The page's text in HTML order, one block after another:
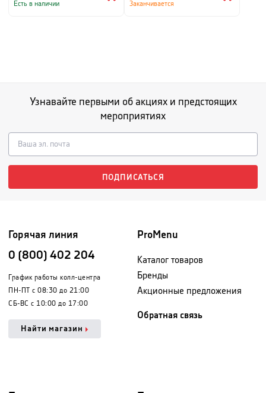
Есть в наличии Заканчивается
Узнавайте первыми об акциях и предстоящих
мероприятиях
ПОДПИСАТЬСЯ
Горячая линия
0 (800) 402 204
График работы колл-центра
ПН-ПТ с 08:30 до 21:00
СБ-ВС с 10:00 до 17:00
Найти магазин
ProMenu
Каталог товаров
Бренды
Акционные предложения
Обратная связь